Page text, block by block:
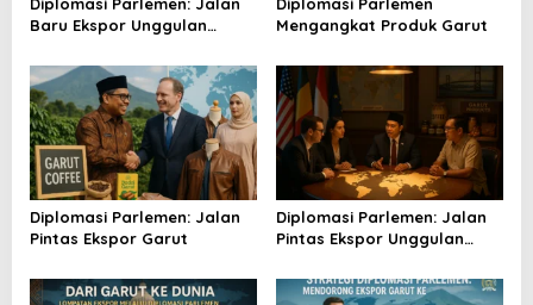
s
Baru Ekspor Unggulan
Mengangkat Produk Garut
Diplomasi Parlemen: Jalan
Pintas Ekspor Garut
Diplomasi Parlemen: Jalan
Pintas Ekspor Unggulan